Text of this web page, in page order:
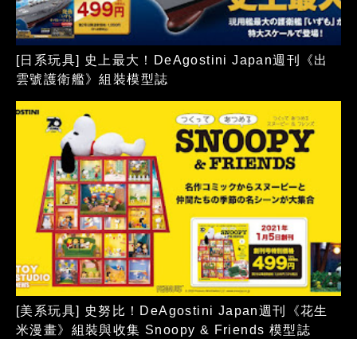
[日系玩具] 史上最大！DeAgostini Japan週刊《出
雲號護衛艦》組裝模型誌
[美系玩具] 史努比！DeAgostini Japan週刊《花生
米漫畫》組裝與收集 Snoopy & Friends 模型誌